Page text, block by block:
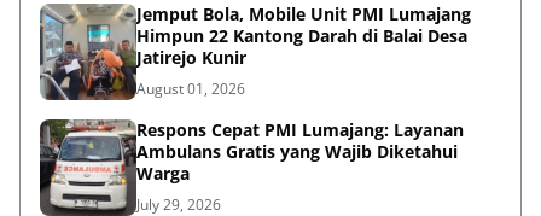
Jemput Bola, Mobile Unit PMI Lumajang
Himpun 22 Kantong Darah di Balai Desa
Jatirejo Kunir
August 01, 2026
Respons Cepat PMI Lumajang: Layanan
Ambulans Gratis yang Wajib Diketahui
Warga
July 29, 2026